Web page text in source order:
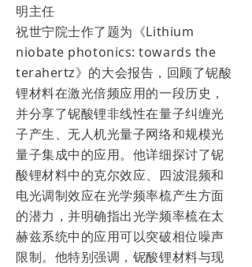
明主任
祝世宁院士作了题为《Lithium
niobate photonics: towards the
terahertz》的大会报告，回顾了铌酸
锂材料在激光倍频应用的一段历史，
并分享了铌酸锂非线性在量子纠缠光
子产生、无人机光量子网络和规模光
量子集成中的应用。他详细探讨了铌
酸锂材料中的克尔效应、四波混频和
电光调制效应在光学频率梳产生方面
的潜力，并明确指出光学频率梳在太
赫兹系统中的应用可以突破相位噪声
限制。他特别强调，铌酸锂材料与现